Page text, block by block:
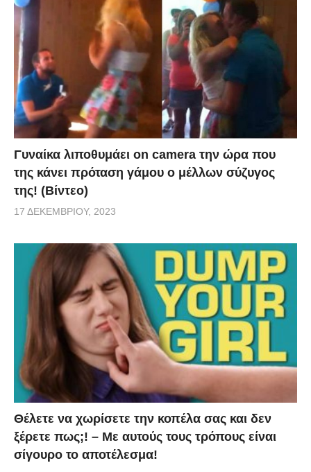
Γυναίκα λιποθυμάει on camera την ώρα που
της κάνει πρόταση γάμου ο μέλλων σύζυγος
της! (Βίντεο)
17 ΔΕΚΕΜΒΡΊΟΥ, 2023
Θέλετε να χωρίσετε την κοπέλα σας και δεν
ξέρετε πως;! – Με αυτούς τους τρόπους είναι
σίγουρο το αποτέλεσμα!